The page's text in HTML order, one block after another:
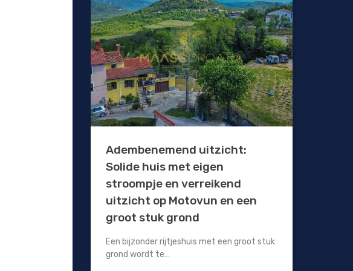
Adembenemend uitzicht:
Solide huis met eigen
stroompje en verreikend
uitzicht op Motovun en een
groot stuk grond
Een bijzonder rijtjeshuis met een groot stuk
grond wordt te…